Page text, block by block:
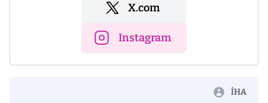
X.com
Instagram
İHA